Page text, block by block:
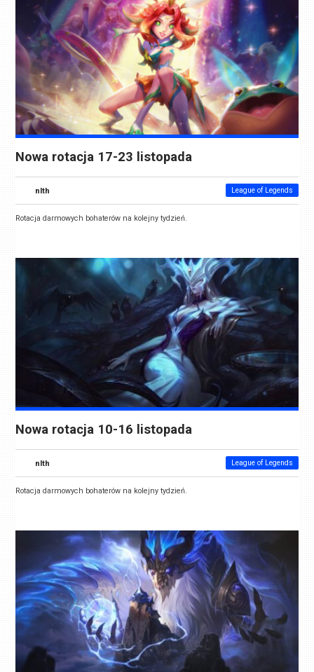
Nowa rotacja 17-23 listopada
nlth League of Legends
Rotacja darmowych bohaterów na kolejny tydzień.
Nowa rotacja 10-16 listopada
nlth League of Legends
Rotacja darmowych bohaterów na kolejny tydzień.